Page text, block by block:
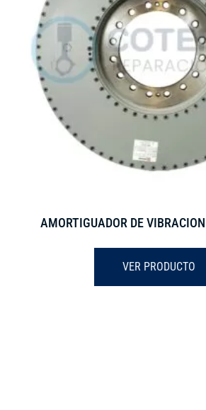
AMORTIGUADOR DE
VER PRODUCTO